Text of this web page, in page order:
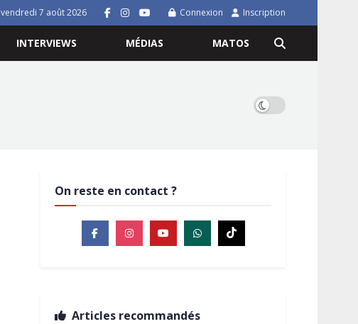
vendredi 7 août 2026 Connexion Inscription
INTERVIEWS MÉDIAS MATOS
On reste en contact ?
Articles recommandés